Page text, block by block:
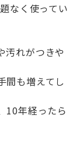
なく使ってい
汚れがつきや
間も増えてし
10年経ったら